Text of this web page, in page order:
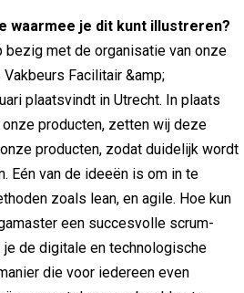
waarmee je dit kunt illustreren?
bezig met de organisatie van onze
Facilitair &amp;
plaatsvindt in Utrecht. In plaats
producten, zetten wij deze
producten, zodat duidelijk wordt
Eén van de ideeën is om in te
zoals lean, en agile. Hoe kun
een succesvolle scrum-
de digitale en technologische
die voor iedereen even